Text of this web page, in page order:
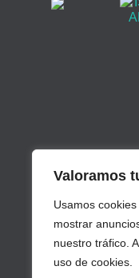
Valoramos
Usamos
mostrar
nuestro tráfico.
uso de cookies.